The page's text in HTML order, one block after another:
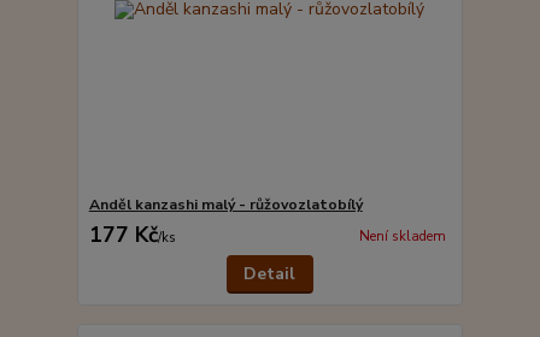
Anděl kanzashi malý - růžovozlatobílý
177 Kč/ks Není skladem
Detail